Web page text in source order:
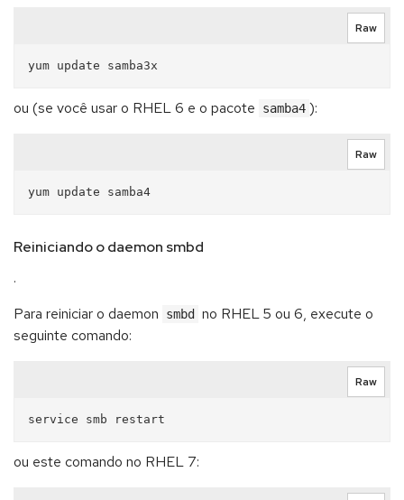
Raw
ou (se você usar o RHEL 6 e o pacote samba4 ):
Raw
Reiniciando o daemon smbd
.
Para reiniciar o daemon
smbd
no RHEL 5 ou 6, execute o
seguinte comando:
Raw
ou este comando no RHEL 7: